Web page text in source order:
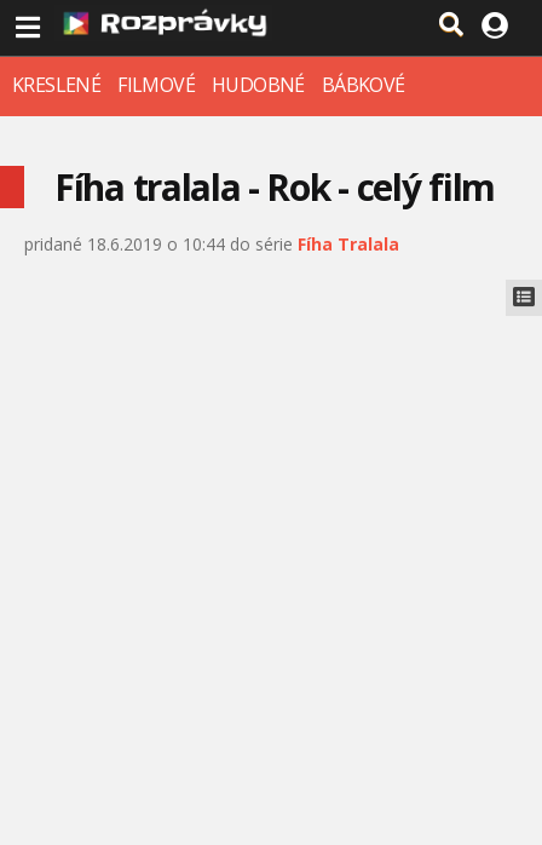
KRESLENÉ FILMOVÉ HUDOBNÉ BÁBKOVÉ
Fíha tralala - Rok - celý film
pridané 18.6.2019 o 10:44 do série Fíha Tralala